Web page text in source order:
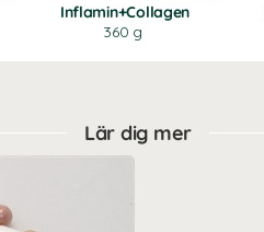
Inflamin+Collagen
360 g
Lär dig mer